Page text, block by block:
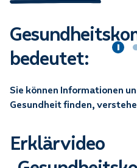
bedeutet:
Sie können Informationen
Gesundheit finden,
Erklärvideo